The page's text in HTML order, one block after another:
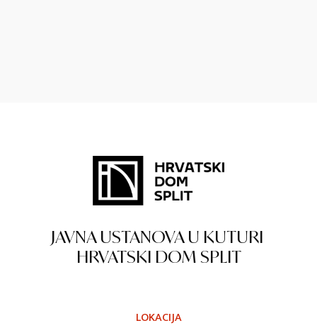
JAVNA USTANOVA U KUTURI
HRVATSKI DOM SPLIT
LOKACIJA